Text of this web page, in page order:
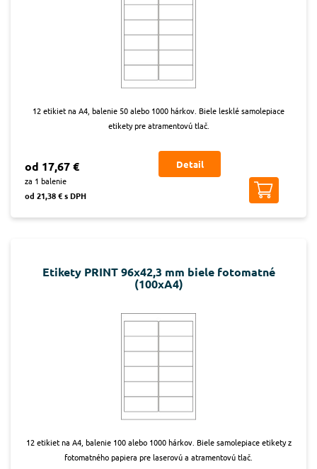
12 etikiet na A4, balenie 50 alebo 1000 hárkov. Biele lesklé samolepiace
etikety pre atramentovú tlač.
od 17,67 €
za 1 balenie
od 21,38 € s DPH
Detail
Etikety PRINT 96x42,3 mm biele fotomatné
(100xA4)
12 etikiet na A4, balenie 100 alebo 1000 hárkov. Biele samolepiace etikety z
fotomatného papiera pre laserovú a atramentovú tlač.